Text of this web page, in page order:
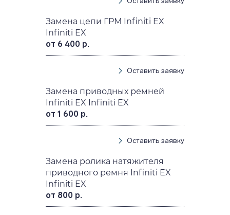
Замена цепи ГРМ Infiniti EX
Infiniti EX
от 6 400 р.
Оставить заявку
Замена приводных ремней
Infiniti EX Infiniti EX
от 1 600 р.
Оставить заявку
Замена ролика натяжителя
приводного ремня Infiniti EX
Infiniti EX
от 800 р.